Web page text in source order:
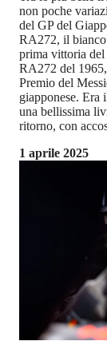
non poche
del GP del
RA272, il bianco
prima vittoria
RA272 del
Premio del
giapponese.
una bellissima
ritorno, con
1 aprile 2025